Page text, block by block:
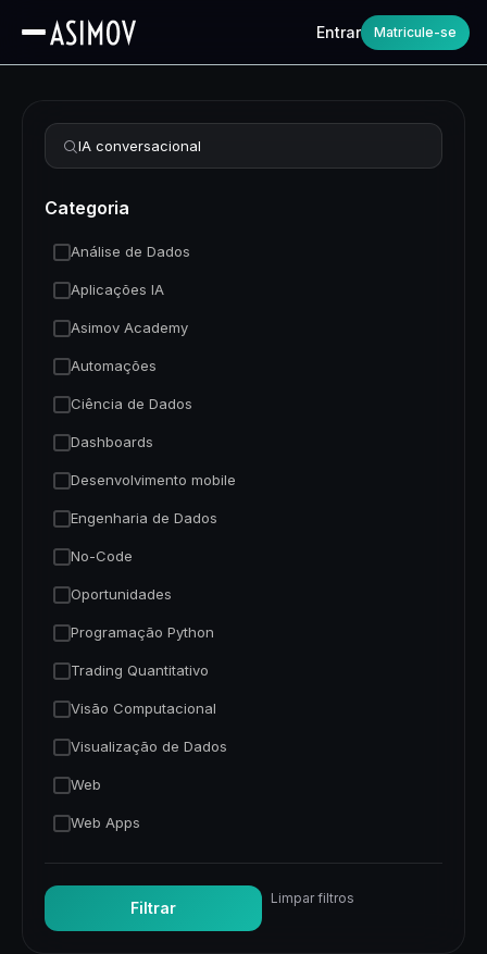
Entrar Matricule-se
Refinar busca
Categoria
Análise de Dados
Aplicações IA
Asimov Academy
Automações
Ciência de Dados
Dashboards
Desenvolvimento mobile
Engenharia de Dados
No-Code
Oportunidades
Programação Python
Trading Quantitativo
Visão Computacional
Visualização de Dados
Web
Web Apps
Filtrar
Limpar filtros